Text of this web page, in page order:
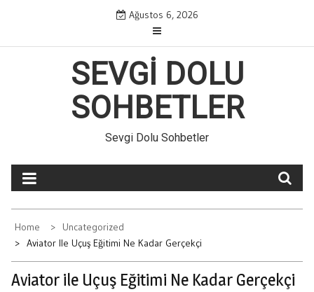
content
Ağustos 6, 2026
SEVGI DOLU
SOHBETLER
Sevgi Dolu Sohbetler
Home
Uncategorized
Aviator Ile Uçuş Eğitimi Ne Kadar Gerçekçi
Aviator ile Uçuş Eğitimi Ne Kadar Gerçekçi